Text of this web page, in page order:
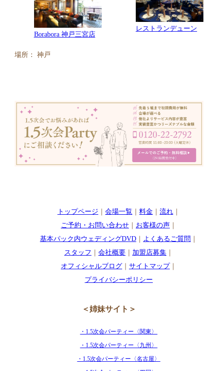
Borabora 神戸三宮店
レストランデューン
場所： 神戸
トップページ 会場一覧｜ 料金 流れ｜
ご予約・お問い合わせ｜ お客様の声｜
基本パック内ウェディングDVD｜ よくあるご質問
スタッフ
会社概要｜ 加盟店募集｜
オフィシャルブログ｜ サイトマップ｜
プライバシーポリシー
＜姉妹サイト＞
・1.5次会パーティー〈関東〉
・1.5次会パーティー〈九州〉
・1.5次会パーティー〈名古屋〉